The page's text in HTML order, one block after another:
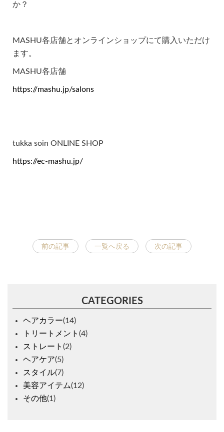
か？
MASHU各店舗とオンラインショップにて購入いただけ
ます。
MASHU各店舗
https://mashu.jp/salons
tukka soin ONLINE SHOP
https://ec-mashu.jp/
前の記事 一覧へ戻る 次の記事
CATEGORIES
ヘアカラー(14)
トリートメント (4)
ストレート (2)
ヘアケア(5)
スタイル(7)
美容アイテム(12)
その他(1)